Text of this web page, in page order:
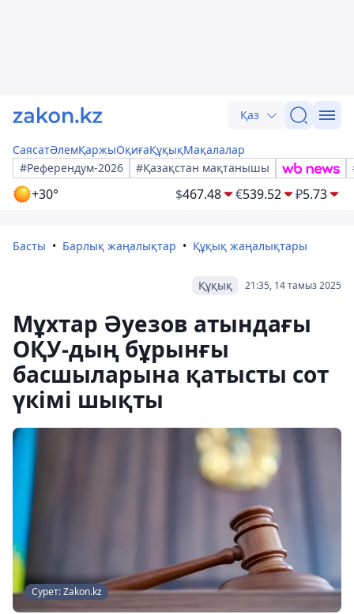
Қаз
СаясатӘлемҚаржыОқиғаҚұқықМақалалар
#Референдум-2026
#Қазақстан мақтанышы
+30° $467.48 €539.52 ₽5.73
Басты Барлық жаңалықтар Құқық жаңалықтары
21:35, 14 тамыз 2025
Құқық
Мұхтар Әуезов атындағы
ОҚУ-дың бұрынғы
басшыларына қатысты сот
үкімі шықты
Сурет: Zakon.kz